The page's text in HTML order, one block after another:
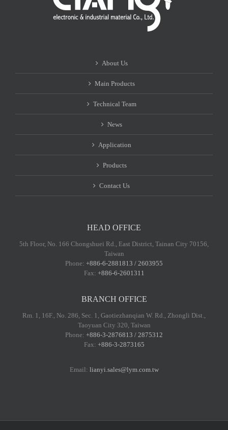
About Us
Main Products
Technical Team
News
Application
Products
Contact Us
HEAD OFFICE
5th Floor, No. 166 Chongshuei Rd., East District, Tainan City 70156,
Taiwan
Phone: +886-6-2881813 / 2603955
Fax: +886-6-2601311
BRANCH OFFICE
Rm. 1, 16F., No. 286, Sec. 1, Gaotiezhanqian W. Rd., Zhongli Dist.,
Taoyuan City 320, Taiwan
Phone: +886-3-2876813 / 2875312
Fax: +886-3-2873165
Email: lianyi.sales@lym.com.tw